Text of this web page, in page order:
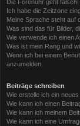
Die Forenuhr geht falsch!
Ich habe die Zeitzone
Meine Sprache steht auf
Was sind das für Bilder,
Wie verwende ich einen
Was ist mein Rang und
Wenn ich bei einem
anzumelden.
Beiträge schreiben
Wie erstelle ich ein
Wie kann ich einen
Wie kann ich meinem
Wie kann ich eine